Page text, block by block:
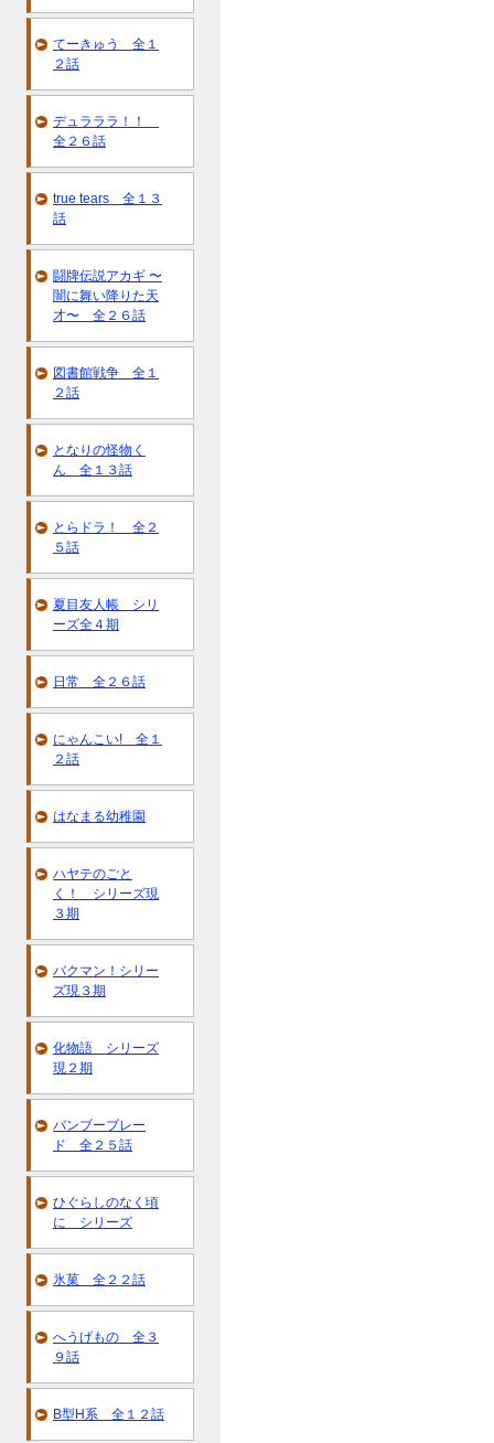
てーきゅう 全１
２話
デュラララ！！
全２６話
true tears 全１３
話
闘牌伝説アカギ 〜
闇に舞い降りた天
才〜 全２６話
図書館戦争 全１
２話
となりの怪物く
ん 全１３話
とらドラ！ 全２
５話
夏目友人帳 シリ
ーズ全４期
日常 全２６話
にゃんこい! 全１
２話
はなまる幼稚園
ハヤテのごと
く！ シリーズ現
３期
バクマン！シリー
ズ現３期
化物語 シリーズ
現２期
バンブーブレー
ド 全２５話
ひぐらしのなく頃
に シリーズ
氷菓 全２２話
へうげもの 全３
９話
B型H系 全１２話